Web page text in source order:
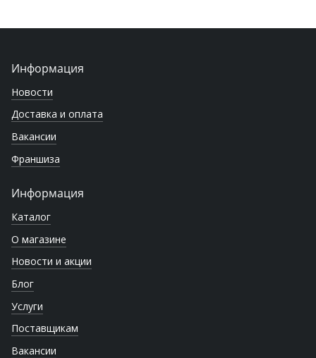
Информация
Новости
Доставка и оплата
Вакансии
Франшиза
Информация
Каталог
О магазине
Новости и акции
Блог
Услуги
Поставщикам
Вакансии